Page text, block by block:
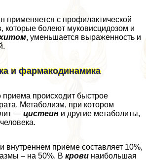
применяется с профилактической
которые болеют муковисцидозом и
, уменьшается выраженность и
и фармакодинамика
приема происходит быстрое
Метаболизм, при котором
— цистеин и другие метаболиты,
внутреннем приеме составляет 10%,
– на 50%. В крови наибольшая